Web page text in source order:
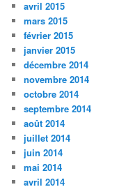
avril 2015
mars 2015
février 2015
janvier 2015
décembre 2014
novembre 2014
octobre 2014
septembre 2014
août 2014
juillet 2014
juin 2014
mai 2014
avril 2014